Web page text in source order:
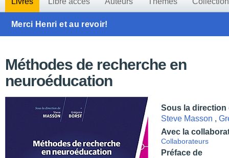
Merci Henri et au revoir!
Méthodes de recherche en
neuroéducation
Sous la direction
Steve Masson ,
Avec la
Collaborateurs
Préface de